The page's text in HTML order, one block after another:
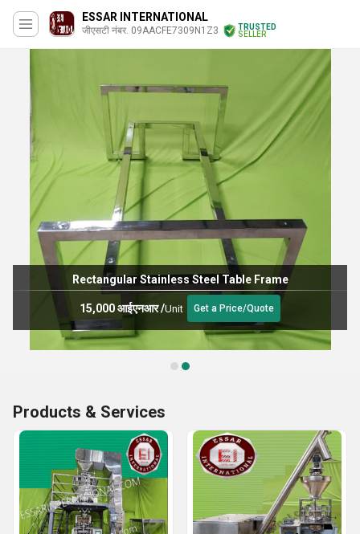
ESSAR INTERNATIONAL
जीएसटी नंबर. 09AACFE7309N1Z3
TRUSTED
SELLER
Single Phase Automatic Tractor Operated Rice Mill Machine
2,40,000 आईएनआर/Unit Get a Price/Quote
Products & Services